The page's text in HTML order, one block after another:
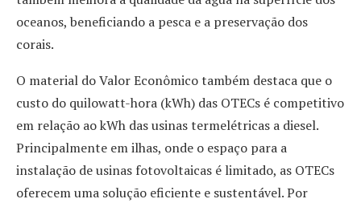
oceanos, beneficiando a pesca e a preservação dos
corais.
O material do Valor Econômico também destaca que o
custo do quilowatt-hora (kWh) das OTECs é competitivo
em relação ao kWh das usinas termelétricas a diesel.
Principalmente em ilhas, onde o espaço para a
instalação de usinas fotovoltaicas é limitado, as OTECs
oferecem uma solução eficiente e sustentável. Por